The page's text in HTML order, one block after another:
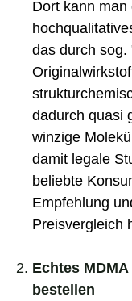
Dort kann
das durch sog.
dadurch quasi
winzige
damit legale
beliebte
Empfehlung
Preisvergleich
Echtes
bestellen